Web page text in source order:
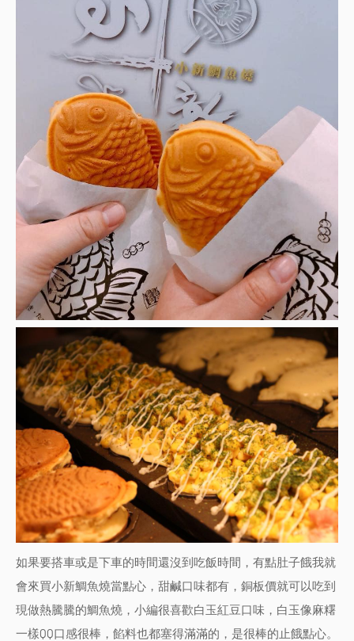
如果要搭車或是下車的時間還沒到吃飯時間，有點肚子餓我就
會來買小新鯛魚燒當點心，甜鹹口味都有，銅板價就可以吃到
現做熱騰騰的鯛魚燒，小編很喜歡白玉紅豆口味，白玉像麻糬
一樣QQ口感很棒，餡料也都塞得滿滿的，是很棒的止餓點心。